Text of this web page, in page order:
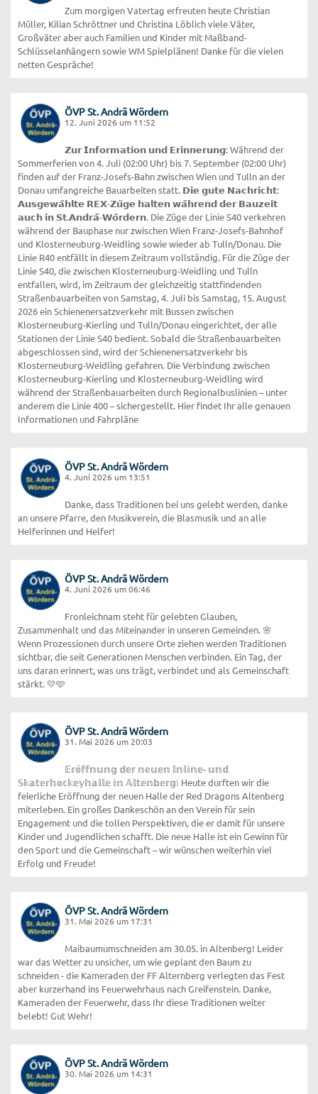
Zum morgigen Vatertag erfreuten heute Christian
Müller, Kilian Schröttner und Christina Löblich viele Väter,
Großväter aber auch Familien und Kinder mit Maßband-
Schlüsselanhängern sowie WM Spielplänen! Danke für die vielen
netten Gespräche!
ÖVP St. Andrä Wördern
12. Juni 2026 um 11:52
𝗭𝘂𝗿 𝗜𝗻𝗳𝗼𝗿𝗺𝗮𝘁𝗶𝗼𝗻 𝘂𝗻𝗱 𝗘𝗿𝗶𝗻𝗻𝗲𝗿𝘂𝗻𝗴: Während der
Sommerferien von 4. Juli (02:00 Uhr) bis 7. September (02:00 Uhr)
finden auf der Franz-Josefs-Bahn zwischen Wien und Tulln an der
Donau umfangreiche Bauarbeiten statt. 𝗗𝗶𝗲 𝗴𝘂𝘁𝗲 𝗡𝗮𝗰𝗵𝗿𝗶𝗰𝗵𝘁:
𝗔𝘂𝘀𝗴𝗲𝘄𝗮̈𝗵𝗹𝘁𝗲 𝗥𝗘𝗫-𝗭𝘂̈𝗴𝗲 𝗵𝗮𝗹𝘁𝗲𝗻 𝘄𝗮̈𝗵𝗿𝗲𝗻𝗱 𝗱𝗲𝗿 𝗕𝗮𝘂𝘇𝗲𝗶𝘁
𝗮𝘂𝗰𝗵 𝗶𝗻 𝗦𝘁.𝗔𝗻𝗱𝗿𝗮̈-𝗪𝗼̈𝗿𝗱𝗲𝗿𝗻. Die Züge der Linie S40 verkehren
während der Bauphase nur zwischen Wien Franz-Josefs-Bahnhof
und Klosterneuburg-Weidling sowie wieder ab Tulln/Donau. Die
Linie R40 entfällt in diesem Zeitraum vollständig. Für die Züge der
Linie S40, die zwischen Klosterneuburg-Weidling und Tulln
entfallen, wird, im Zeitraum der gleichzeitig stattfindenden
Straßenbauarbeiten von Samstag, 4. Juli bis Samstag, 15. August
2026 ein Schienenersatzverkehr mit Bussen zwischen
Klosterneuburg-Kierling und Tulln/Donau eingerichtet, der alle
Stationen der Linie S40 bedient. Sobald die Straßenbauarbeiten
abgeschlossen sind, wird der Schienenersatzverkehr bis
Klosterneuburg-Weidling gefahren. Die Verbindung zwischen
Klosterneuburg-Kierling und Klosterneuburg-Weidling wird
während der Straßenbauarbeiten durch Regionalbuslinien – unter
anderem die Linie 400 – sichergestellt. Hier findet Ihr alle genauen
Informationen und Fahrpläne
ÖVP St. Andrä Wördern
4. Juni 2026 um 13:51
Danke, dass Traditionen bei uns gelebt werden, danke
an unsere Pfarre, den Musikverein, die Blasmusik und an alle
Helferinnen und Helfer!
ÖVP St. Andrä Wördern
4. Juni 2026 um 06:46
Fronleichnam steht für gelebten Glauben,
Zusammenhalt und das Miteinander in unseren Gemeinden. 🌸
Wenn Prozessionen durch unsere Orte ziehen werden Traditionen
sichtbar, die seit Generationen Menschen verbinden. Ein Tag, der
uns daran erinnert, was uns trägt, verbindet und als Gemeinschaft
stärkt. 💛🩵
ÖVP St. Andrä Wördern
31. Mai 2026 um 20:03
𝔼𝕣𝕠̈𝕗𝕗𝕟𝕦𝕟𝕘 𝕕𝕖𝕣 𝕟𝕖𝕦𝕖𝕟 𝕀𝕟𝕝𝕚𝕟𝕖- 𝕦𝕟𝕕
𝕊𝕜𝕒𝕥𝕖𝕣𝕙𝕠𝕔𝕜𝕖𝕪𝕙𝕒𝕝𝕝𝕖 𝕚𝕟 𝔸𝕝𝕥𝕖𝕟𝕓𝕖𝕣𝕘❕ Heute durften wir die
feierliche Eröffnung der neuen Halle der Red Dragons Altenberg
miterleben. Ein großes Dankeschön an den Verein für sein
Engagement und die tollen Perspektiven, die er damit für unsere
Kinder und Jugendlichen schafft. Die neue Halle ist ein Gewinn für
den Sport und die Gemeinschaft – wir wünschen weiterhin viel
Erfolg und Freude!
ÖVP St. Andrä Wördern
31. Mai 2026 um 17:31
Maibaumumschneiden am 30.05. in Altenberg! Leider
war das Wetter zu unsicher, um wie geplant den Baum zu
schneiden - die Kameraden der FF Alternberg verlegten das Fest
aber kurzerhand ins Feuerwehrhaus nach Greifenstein. Danke,
Kameraden der Feuerwehr, dass Ihr diese Traditionen weiter
belebt! Gut Wehr!
ÖVP St. Andrä Wördern
30. Mai 2026 um 14:31